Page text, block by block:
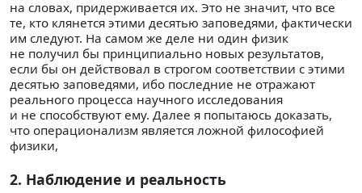
на словах, придерживается их. Это не значит, что все
те, кто клянется этими десятью заповедями, фактически
им следуют. На самом же деле ни один физик
не получил бы принципиально новых результатов,
если бы он действовал в строгом соответствии с этими
десятью заповедями, ибо последние не отражают
реального процесса научного исследования
и не способствуют ему. Далее я попытаюсь доказать,
что операционализм является ложной философией
физики,
2. Наблюдение и реальность